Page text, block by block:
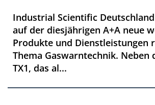
Industrial Scientific
auf der diesjährigen A+A neue
Produkte und Dienstleistungen
Thema Gaswarntechnik. Neben
TX1, das al...